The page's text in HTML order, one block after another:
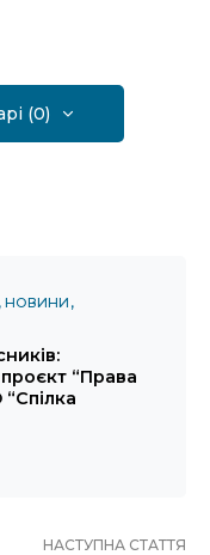
(0)
НОВИНИ
“Права
НАСТУПНА СТАТТЯ